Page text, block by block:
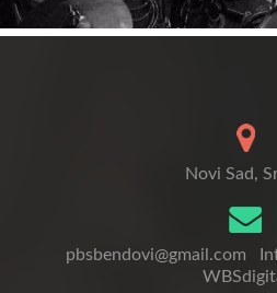
Novi Sad,
pbsbendovi@gmail.com